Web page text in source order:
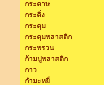
กระดาษ
กระดิ่ง
กระดุม
กระดุมพลาสติก
กระพรวน
ก้ามปูพลาสติก
กาว
กำมะหยี่